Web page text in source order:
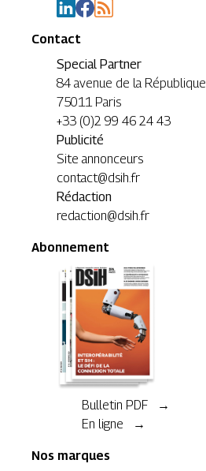
Contact
Special Partner
84 avenue de la République
75011 Paris
+33 (0)2 99 46 24 43
Publicité
Site annonceurs
contact@dsih.fr
Rédaction
redaction@dsih.fr
Abonnement
Bulletin PDF →
En ligne →
Nos marques